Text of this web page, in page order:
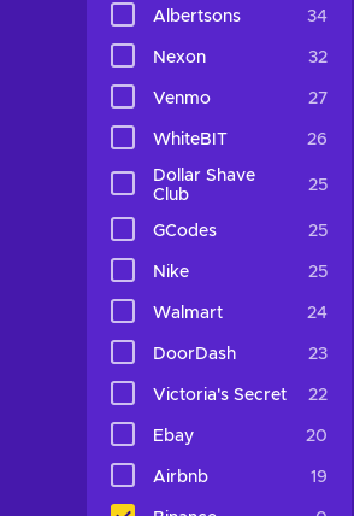
Albertsons 34
Nexon 32
Venmo 27
WhiteBIT 26
Dollar Shave
Club
25
GCodes 25
Nike 25
Walmart 24
DoorDash 23
Victoria's Secret 22
Ebay 20
Airbnb 19